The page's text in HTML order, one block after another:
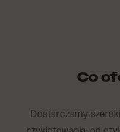
Co
Dostarczamy